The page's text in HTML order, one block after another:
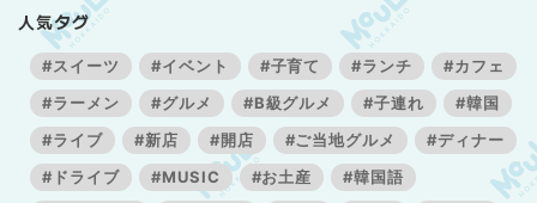
人気タグ
#スイーツ #イベント #子育て #ランチ
#カフェ
#ラーメン
#グルメ #B級グルメ #子連れ
#韓国
#ライブ
#新店 #開店 #ご当地グルメ
#ディナー
#ドライブ
#MUSIC #お土産
#韓国語